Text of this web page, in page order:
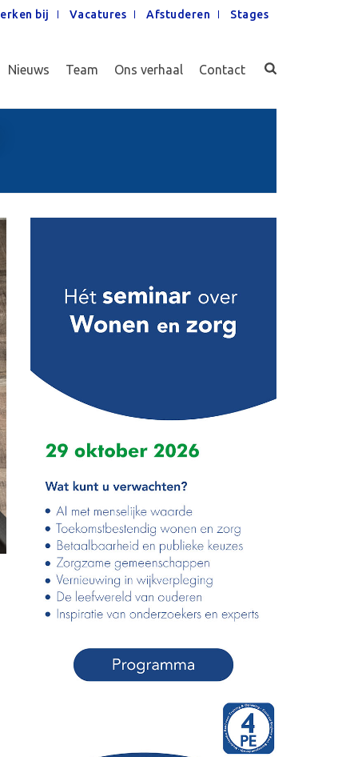
bij Vacatures Afstuderen Stages
Nieuws Team Ons verhaal Contact